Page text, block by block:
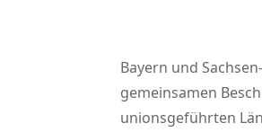
Bayern und
gemeinsamen
unionsgeführten